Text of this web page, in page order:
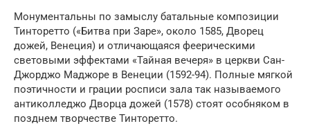
Монументальны по замыслу батальные композиции
Тинторетто («Битва при Заре», около 1585, Дворец
дожей, Венеция) и отличающаяся феерическими
световыми эффектами «Тайная вечеря» в церкви Сан-
Джорджо Маджоре в Венеции (1592-94). Полные мягкой
поэтичности и грации росписи зала так называемого
антиколледжо Дворца дожей (1578) стоят особняком в
позднем творчестве Тинторетто.